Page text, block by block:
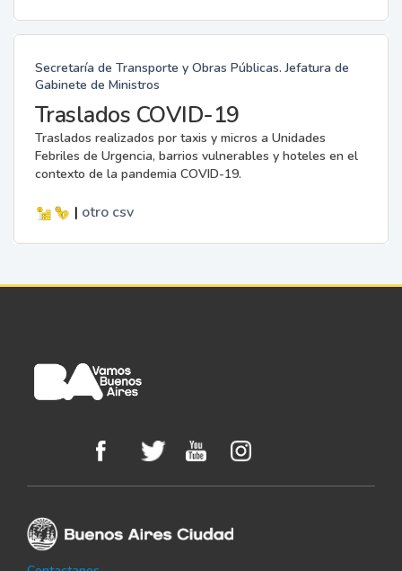
Secretaría de Transporte y Obras Públicas. Jefatura de
Gabinete de Ministros
Traslados COVID-19
Traslados realizados por taxis y micros a Unidades
Febriles de Urgencia, barrios vulnerables y hoteles en el
contexto de la pandemia COVID-19.
| otro csv